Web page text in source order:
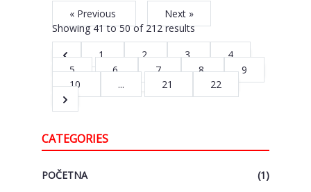
« Previous
Next »
Showing41to50of 212results
1
2 3
4
5
6 7 8
9
10
... 21 22
CATEGORIES
POČETNA
(1)